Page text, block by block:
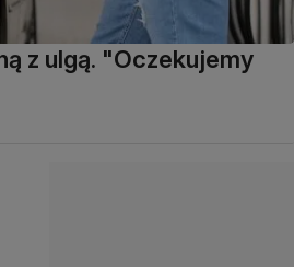
z ulgą. "Oczekujemy